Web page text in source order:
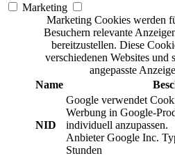
Marketing
Marketing Cookies werden
Besuchern relevante
bereitzustellen. Diese
verschiedenen Websites
angepasste
Name
NID
Google verwendet
Werbung in Google-
individuell anzupassen.
Anbieter Google Inc.
Stunden